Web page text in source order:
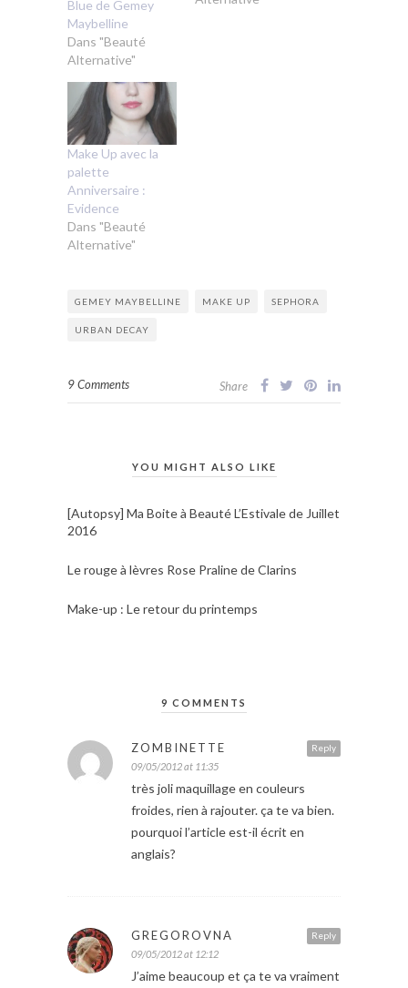
Blue de Gemey
Maybelline
Dans "Beauté
Alternative"
Make Up avec la
palette
Anniversaire :
Evidence
Dans "Beauté
Alternative"
GEMEY MAYBELLINE MAKE UP SEPHORA
URBAN DECAY
9 Comments Share
YOU MIGHT ALSO LIKE
[Autopsy] Ma Boite à Beauté L’Estivale de Juillet
2016
Le rouge à lèvres Rose Praline de Clarins
Make-up : Le retour du printemps
9 COMMENTS
Reply
ZOMBINETTE
09/05/2012 at 11:35
très joli maquillage en couleurs
froides, rien à rajouter. ça te va bien.
pourquoi l’article est-il écrit en
anglais?
Reply
GREGOROVNA
09/05/2012 at 12:12
J’aime beaucoup et ça te va vraiment